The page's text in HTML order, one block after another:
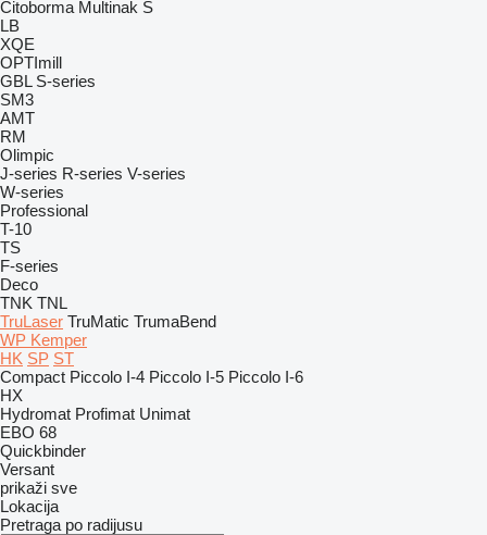
Citoborma Multinak S
LB
XQE
OPTImill
GBL S-series
SM3
AMT
RM
Olimpic
J-series R-series V-series
W-series
Professional
T-10
TS
F-series
Deco
TNK TNL
TruLaser TruMatic TrumaBend
WP Kemper
HK SP ST
Compact Piccolo I-4 Piccolo I-5 Piccolo I-6
HX
Hydromat Profimat Unimat
EBO 68
Quickbinder
Versant
prikaži sve
Lokacija
Pretraga po radijusu